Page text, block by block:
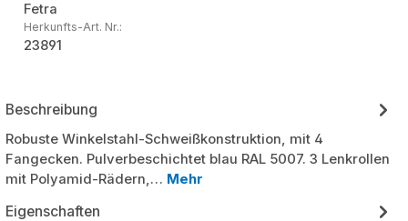
Fetra
Herkunfts-Art. Nr.:
23891
Beschreibung
Robuste Winkelstahl-Schweißkonstruktion, mit 4
Fangecken. Pulverbeschichtet blau RAL 5007. 3 Lenkrollen
mit Polyamid-Rädern,… Mehr
Eigenschaften